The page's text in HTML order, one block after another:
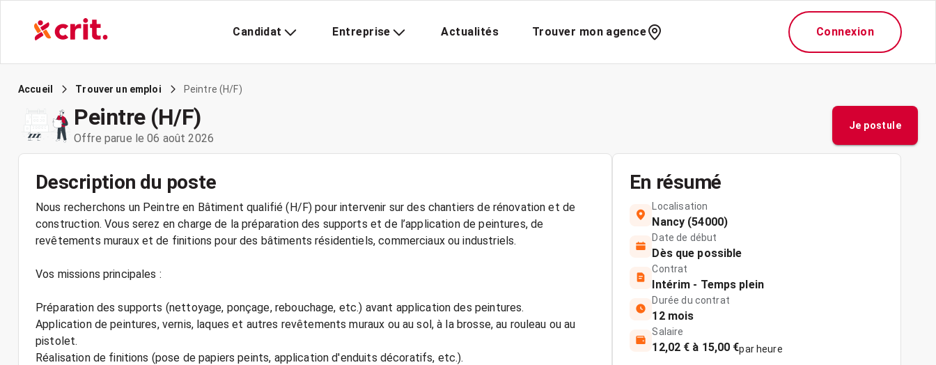
Candidat Entreprise Actualités Trouver mon agence Connexion
Accueil Trouver un emploi Peintre (H/F)
Peintre (H/F)
Offre parue le 06 août 2026
Je postule
Description du poste
Nous recherchons un Peintre en Bâtiment qualifié (H/F) pour intervenir sur des chantiers de rénovation et de
construction. Vous serez en charge de la préparation des supports et de l’application de peintures, de
revêtements muraux et de finitions pour des bâtiments résidentiels, commerciaux ou industriels.
Vos missions principales :
Préparation des supports (nettoyage, ponçage, rebouchage, etc.) avant application des peintures.
Application de peintures, vernis, laques et autres revêtements muraux ou au sol, à la brosse, au rouleau ou au
pistolet.
Réalisation de finitions (pose de papiers peints, application d'enduits décoratifs, etc.).
En résumé
Localisation
Nancy (54000)
Date de début
Dès que possible
Contrat
Intérim - Temps plein
Durée du contrat
12 mois
Salaire
12,02 € à 15,00 €par heure